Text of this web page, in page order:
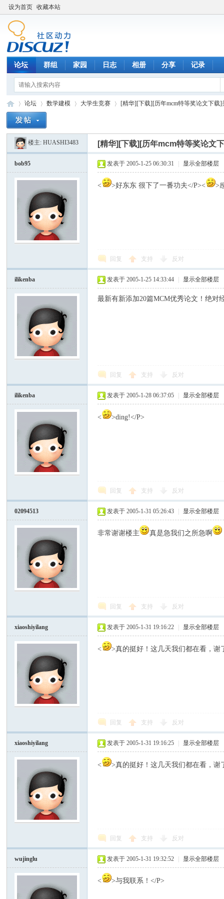
设为首页 收藏本站
论坛 群组 家园 日志 相册 分享 记录
»
论坛
›
数学建模
›
大学生竞赛
›
[精华][下载][历年mcm特等奖论文下载]
楼主:HUASHI3483 [精华][下载][历年mcm特等奖论文
bob95 发表于 2005-1-25 06:30:31 显示全部楼层
< >好东东 很下了一番功夫</P>< >
回复 支持 反对
ilikenba 发表于 2005-1-25 14:33:44 显示全部楼层
最新有新添加20篇MCM优秀论文！绝对
回复 支持 反对
ilikenba 发表于 2005-1-28 06:37:05 显示全部楼层
< >ding!</P>
回复 支持 反对
02094513 发表于 2005-1-31 05:26:43 显示全部楼层
非常谢谢楼主 真是急我们之所急啊
回复 支持 反对
xiaoshiyilang 发表于 2005-1-31 19:16:22 显示全部楼层
< >真的挺好！这几天我们都在看，谢
回复 支持 反对
xiaoshiyilang 发表于 2005-1-31 19:16:25 显示全部楼层
< >真的挺好！这几天我们都在看，谢
回复 支持 反对
wujinglu 发表于 2005-1-31 19:32:52 显示全部楼层
< >与我联系！</P>